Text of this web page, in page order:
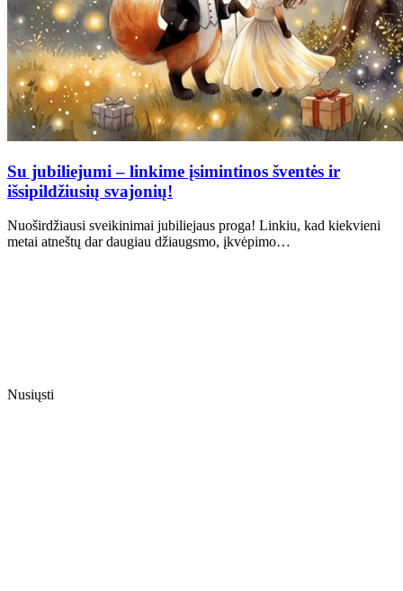
Su jubiliejumi – linkime įsimintinos šventės ir
išsipildžiusių svajonių!
Nuoširdžiausi sveikinimai jubiliejaus proga! Linkiu, kad kiekvieni
metai atneštų dar daugiau džiaugsmo, įkvėpimo…
Nusiųsti